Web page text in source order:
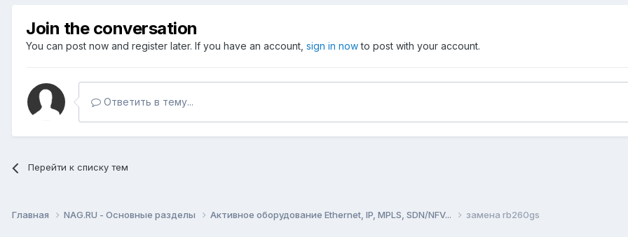
Join the conversation
You can post now and register later. If you have an account, sign in nowto post with your account.
Ответить в тему...
Перейти к списку тем
Главная NAG.RU - Основные разделы Активное оборудование Ethernet, IP, MPLS, SDN/NFV... замена rb260gs